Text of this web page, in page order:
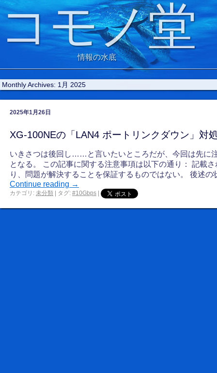
コモノ堂
情報の水底
Monthly Archives: 1月 2025
2025年1月26日
XG-100NEの「LAN4 ポートリンクダウン」対
いきさつは後回し……と言いたいところだが、今回は先に
となる。 この記事に関する注意事項は以下の通り： 記載
り、問題が解決することを保証するものではない。 後述
Continue reading →
カテゴリ: 未分類 タグ: #10Gbps